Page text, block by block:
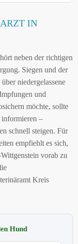
IN
neben der richtigen
Siegen und der
niedergelassene
und
möchte, sollte
informieren –
schnell steigen. Für
empfiehlt es sich,
vorab zu
Kreis
Hund